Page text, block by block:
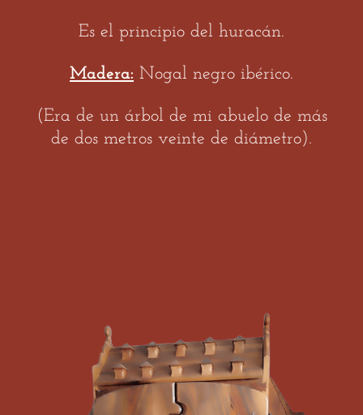
Es el principio del huracán.
Madera: Nogal negro ibérico.
(Era de un árbol de mi abuelo de más
de dos metros veinte de diámetro).